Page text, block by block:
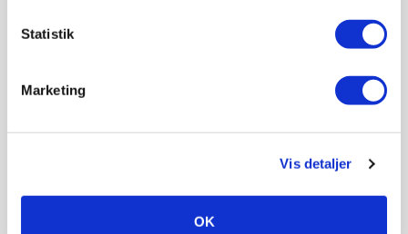
Statistik
Marketing
Vis detaljer
OK
Frontfigur for 6.000 unge på
landet: - Hvorfor skal vi betale
drømmegården